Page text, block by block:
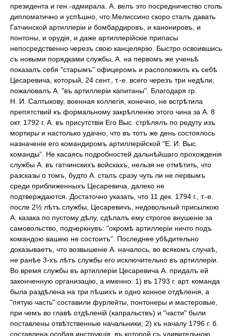
президента и ген.-адмирала. А. велъ это посредничество столь
дипломатично и успѣшно, что Мелиссино скоро сталъ давать
Гатчинской артиллеріи и бомбардировъ, и канонировъ, и
понтоны, и орудія, и даже артиллерійскіе припасы
непосредственно черезъ свою канцелярію. Быстро освоившись
съ новыми порядками службы, А. на первомъ же ученьѣ
показалъ себя "старымъ" офицеромъ и расположилъ къ себѣ
Цесаревича, который, 24 сент., т.-е. всего черезъ три недѣли,
пожаловалъ А. "въ артиллеріи капитаны". Благодаря гр.
Н. И. Салтыкову, военная коллегія, конечно, не встрѣтила
препятствий къ формальному закрѣпленію этого чина за А. 8
окт. 1792 г. А. въ присутствіи Его Выс. стрѣлялъ по редуту изъ
мортиры и настолько удачно, что въ тотъ же день состоялось
назначеніе его командиромъ артиллерійской "Е. И. Выс.
команды". Не касаясь подробностей дальнѣйшаго прохожденія
службы А. въ гатчинскихъ войскахъ, нельзя не отмѣтить, что
разсказы о томъ, будто А. сталъ сразу чуть ли не первымъ
среди приближенныхъ Цесаревича, далеко не
подтверждаются. Достаточно указать, что 11 дек. 1794 г., т.-е.
после 2½ лѣтъ службы, Цесаревичъ, недовольный присылкою
А. казака по пустому дѣлу, сдѣлалъ ему строгое внушеніе за
самовольство, подчеркнувъ: "окромѣ артиллеріи ничто подъ
командою вашею не состоитъ". Последнее убѣдительно
доказываетъ, что возвышеніе А. началось, во всякомъ случаѣ,
не ранѣе 3-хъ лѣтъ службы его исключительно въ артиллеріи.
Во время службы въ артиллеріи Цесаревича А. придалъ ей
законченную организацію, а именно: 1) въ 1793 г. арт. команда
была раздѣлена на три пѣшихъ и одно конное отдѣленія, а
"пятую часть" составили фурлейты, понтонеры и мастеровые,
при чемъ во главѣ отдѣленій (капральствъ) и "части" были
поставлены отвѣтственные начальники; 2) къ началу 1796 г. б.
составлена особая инструкція, въ которой съ удивительною